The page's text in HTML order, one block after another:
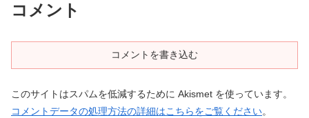
コメント
コメントを書き込む
このサイトはスパムを低減するために Akismet を使っています。
コメントデータの処理方法の詳細はこちらをご覧ください。